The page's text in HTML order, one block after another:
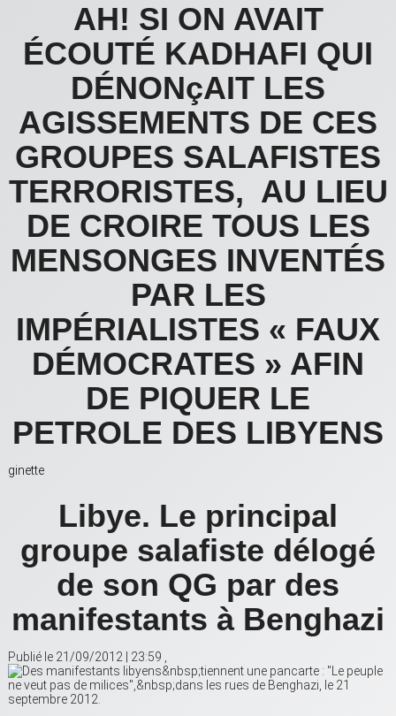
AH! SI ON AVAIT
ÉCOUTÉ KADHAFI QUI
DÉNONçAIT LES
AGISSEMENTS DE CES
GROUPES SALAFISTES
TERRORISTES, AU LIEU
DE CROIRE TOUS LES
MENSONGES INVENTÉS
PAR LES
IMPÉRIALISTES « FAUX
DÉMOCRATES » AFIN
DE PIQUER LE
PETROLE DES LIBYENS
ginette
Libye. Le principal
groupe salafiste délogé
de son QG par des
manifestants à Benghazi
Publié le 21/09/2012 | 23:59 ,